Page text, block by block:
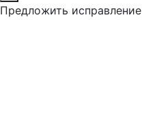
Предложить исправление